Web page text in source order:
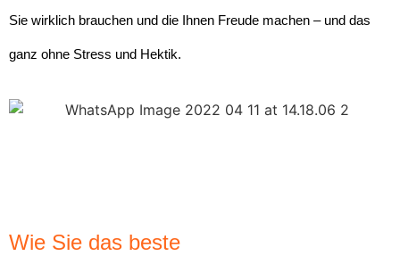
Sie wirklich brauchen und die Ihnen Freude machen – und das
ganz ohne Stress und Hektik.
Wie Sie das beste